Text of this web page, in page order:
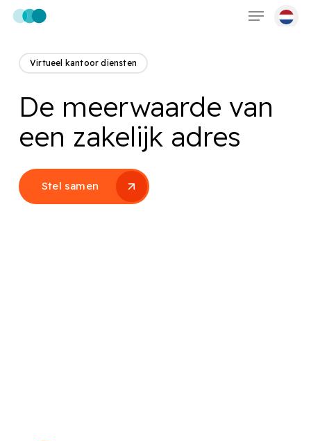
Skip
content
Menu
Virtueel kantoor diensten
De meerwaarde van
een zakelijk adres
Stel samen